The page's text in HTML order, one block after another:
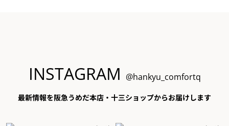
INSTAGRAM @hankyu_comfortq
最新情報を阪急うめだ本店・十三ショップからお届けします